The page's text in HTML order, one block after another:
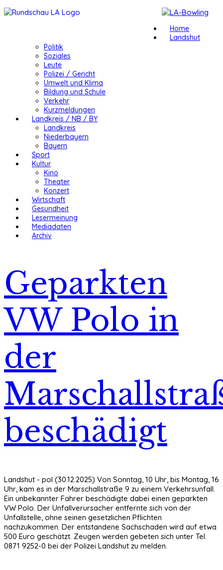
Home
Landshut
Politik
Soziales
Leute
Polizei / Gericht
Umwelt und Klima
Bildung und Schule
Verkehr
Kurzmeldungen
Landkreis / NB / BY
Landkreis
Niederbayern
Bayern
Sport
Kultur
Kino
Theater
Konzert
Wirtschaft
Gesundheit
Lesermeinung
Mediadaten
Archiv
Geparkten
VW Polo in
der
beschädigt
Landshut - pol (30.12.2025) Von Sonntag, 10 Uhr, bis Montag, 16
Uhr, kam es in der Marschallstraße 9 zu einem Verkehrsunfall.
Ein unbekannter Fahrer beschädigte dabei einen geparkten
VW Polo. Der Unfallverursacher entfernte sich von der
Unfallstelle, ohne seinen gesetzlichen Pflichten
nachzukommen. Der entstandene Sachschaden wird auf etwa
500 Euro geschätzt. Zeugen werden gebeten sich unter Tel.
0871 9252-0 bei der Polizei Landshut zu melden.